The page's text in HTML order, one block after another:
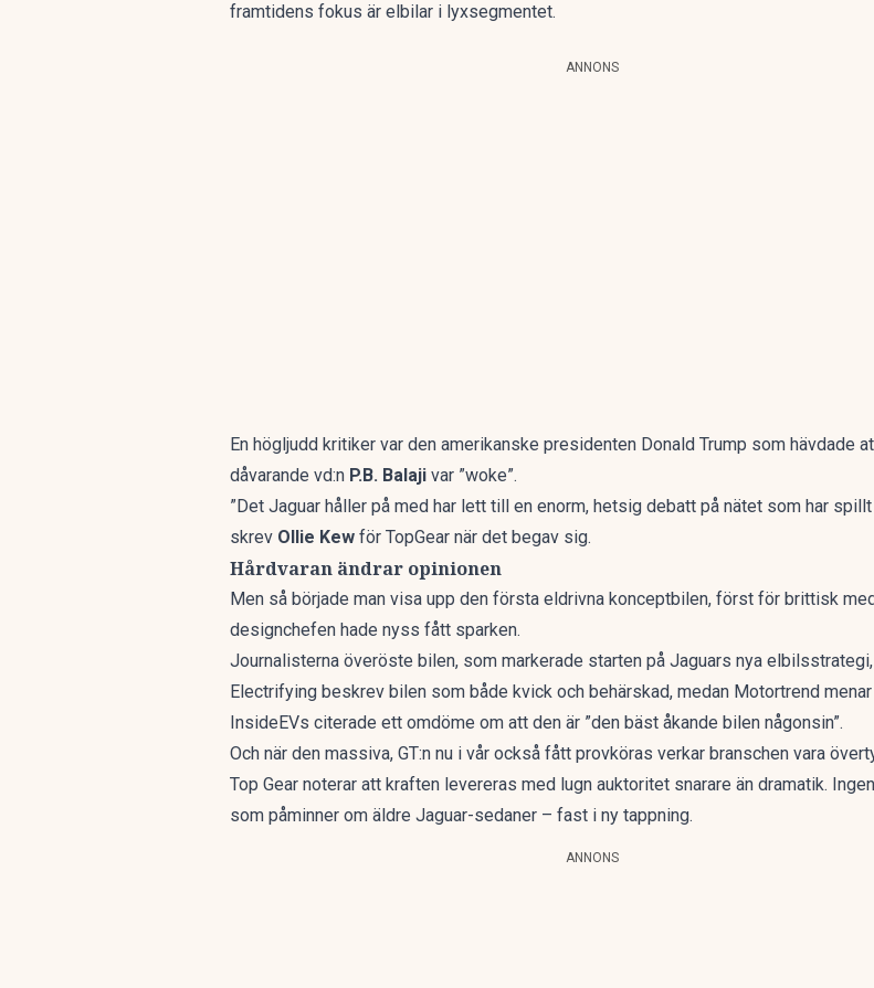
framtidens fokus är elbilar i lyxsegmentet.
ANNONS
En högljudd kritiker var den amerikanske presidenten Donald Trump som hävdade
dåvarande vd:n P.B. Balaji var ”woke”.
”Det Jaguar håller på med har lett till en enorm, hetsig debatt på nätet som har
skrev Ollie Kew för TopGear när det begav sig.
Hårdvaran ändrar opinionen
Men så började man visa upp den första eldrivna konceptbilen, först för brittisk
designchefen hade nyss fått sparken.
Journalisterna överöste bilen, som markerade starten på Jaguars nya
Electrifying beskrev bilen som både kvick och behärskad, medan Motortrend
InsideEVs citerade ett omdöme om att den är ”den bäst åkande bilen någonsin”.
Och när den massiva, GT:n nu i vår också fått provköras verkar branschen vara
Top Gear noterar att kraften levereras med lugn auktoritet snarare än dramatik.
som påminner om äldre Jaguar-sedaner – fast i ny tappning.
ANNONS